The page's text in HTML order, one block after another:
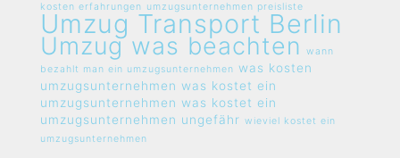
kosten erfahrungen umzugsunternehmen preisliste
Umzug Transport Berlin
Umzug was beachten
wann
bezahlt man ein umzugsunternehmen was kosten
umzugsunternehmen was kostet ein
umzugsunternehmen was kostet ein
umzugsunternehmen ungefähr wieviel kostet ein
umzugsunternehmen